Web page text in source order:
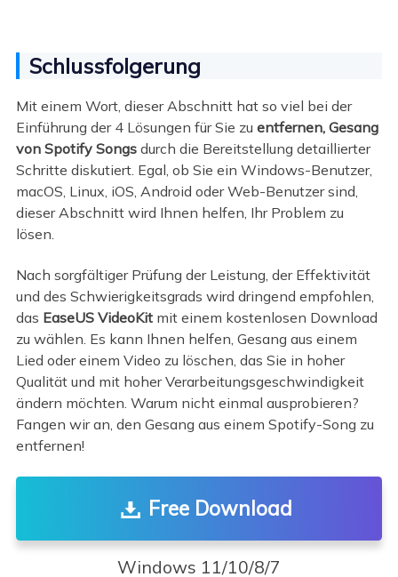
Schlussfolgerung
Mit einem Wort, dieser Abschnitt hat so viel bei der
Einführung der 4 Lösungen für Sie zu entfernen, Gesang
von Spotify Songs durch die Bereitstellung detaillierter
Schritte diskutiert. Egal, ob Sie ein Windows-Benutzer,
macOS, Linux, iOS, Android oder Web-Benutzer sind,
dieser Abschnitt wird Ihnen helfen, Ihr Problem zu
lösen.
Nach sorgfältiger Prüfung der Leistung, der Effektivität
und des Schwierigkeitsgrads wird dringend empfohlen,
das EaseUS VideoKitmit einem kostenlosen Download
zu wählen. Es kann Ihnen helfen, Gesang aus einem
Lied oder einem Video zu löschen, das Sie in hoher
Qualität und mit hoher Verarbeitungsgeschwindigkeit
ändern möchten. Warum nicht einmal ausprobieren?
Fangen wir an, den Gesang aus einem Spotify-Song zu
entfernen!
Free Download
Windows 11/10/8/7